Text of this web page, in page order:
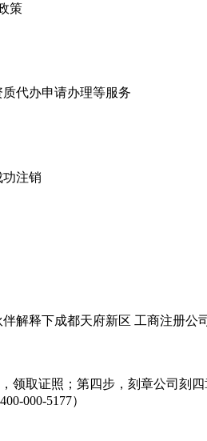
策
代办申请办理等服务
注销
解释下成都天府新区 工商注册
取证照；第四步，刻章公司刻
000-5177）